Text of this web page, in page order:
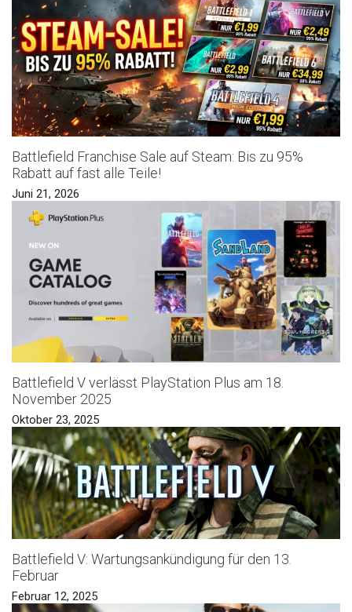
Battlefield Franchise Sale auf Steam: Bis zu 95%
Rabatt auf fast alle Teile!
Juni 21, 2026
Battlefield V verlässt PlayStation Plus am 18.
November 2025
Oktober 23, 2025
Battlefield V: Wartungsankündigung für den 13.
Februar
Februar 12, 2025